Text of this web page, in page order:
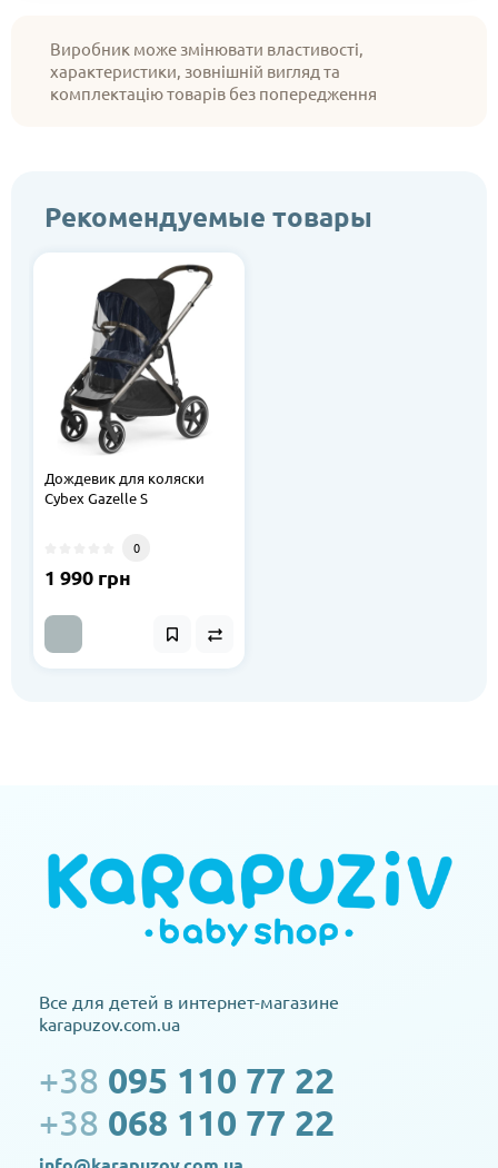
Виробник може змінювати властивості,
характеристики, зовнішній вигляд та
комплектацію товарів без попередження
Рекомендуемые товары
Дождевик для коляски
Cybex Gazelle S
0
1 990 грн
Все для детей в интернет-магазине
karapuzov.com.ua
+38 095 110 77 22
+38 068 110 77 22